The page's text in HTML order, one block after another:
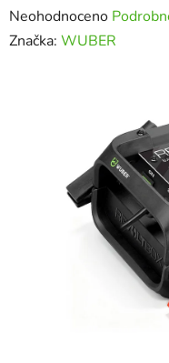
Průměrné
hodnocení
hvězdiček.
Neohodnoceno
Značka: WUBER